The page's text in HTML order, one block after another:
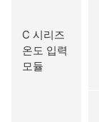
C 시리즈
온도 입력
모듈